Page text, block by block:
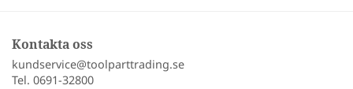
Kontakta oss
kundservice@toolparttrading.se
Tel. 0691-32800